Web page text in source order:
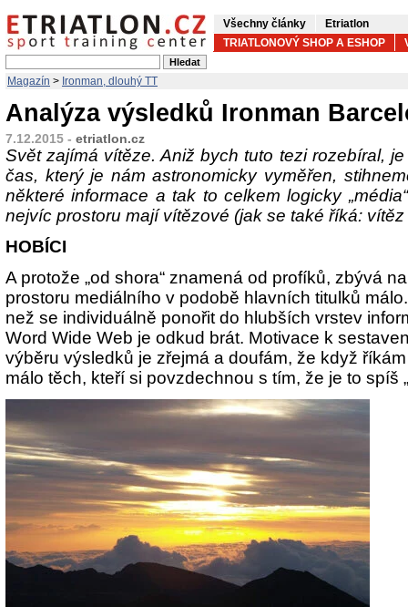
Všechny články
Etriatlon
TRIATLONOVÝ SHOP A ESHOP
Magazín > Ironman, dlouhý TT
Analýza výsledků Ironman
7.12.2015 - etriatlon.cz
Svět zajímá vítěze. Aniž bych tuto tezi rozebíral,
čas, který je nám astronomicky vyměřen,
některé informace a tak to celkem logicky
nejvíc prostoru mají vítězové (jak se také říká:
HOBÍCI
A protože „od shora“ znamená od profíků, zbývá
prostoru mediálního v podobě hlavních titulků
než se individuálně ponořit do hlubších vrstev
Word Wide Web je odkud brát. Motivace k
výběru výsledků je zřejmá a doufám, že když
málo těch, kteří si povzdechnou s tím, že je to spíš